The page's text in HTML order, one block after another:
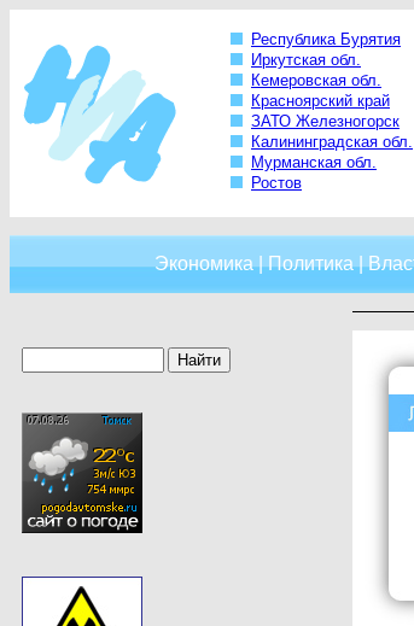
Республика Бурятия
Иркутская обл.
Кемеровская обл.
Красноярский край
ЗАТО Железногорск
Калининградская обл.
Мурманская обл.
Ростов
Экономика|Политика|